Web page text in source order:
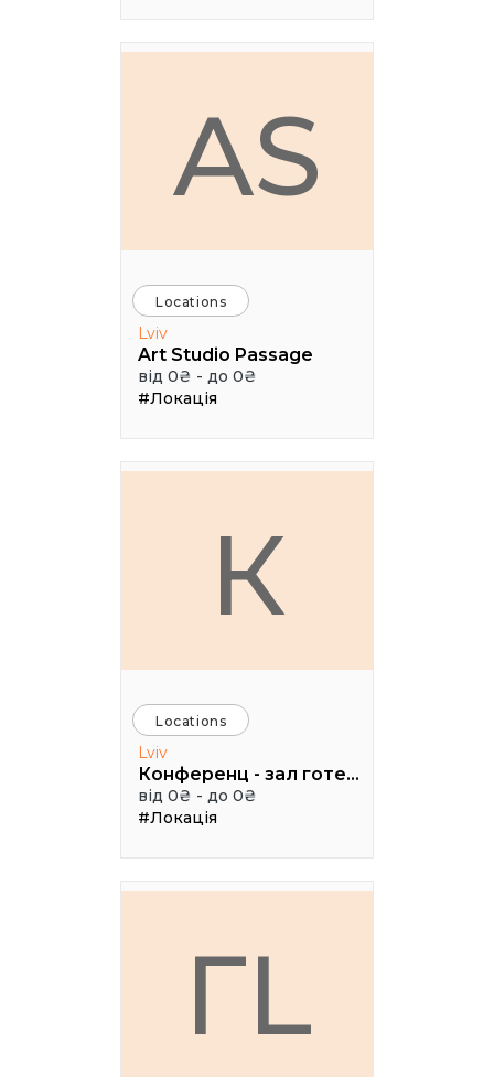
AS
Locations
Lviv
Art Studio Passage
від 0₴ - до 0₴
#Локація
К
Locations
Lviv
Конференц - зал готелю ТАУРУС
від 0₴ - до 0₴
#Локація
ГL